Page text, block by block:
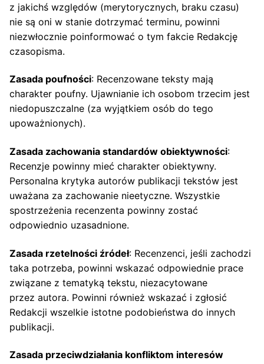
z jakichś względów (merytorycznych, braku czasu)
nie są oni w stanie dotrzymać terminu, powinni
niezwłocznie poinformować o tym fakcie Redakcję
czasopisma.
Zasada poufności: Recenzowane teksty mają
charakter poufny. Ujawnianie ich osobom trzecim jest
niedopuszczalne (za wyjątkiem osób do tego
upoważnionych).
Zasada zachowania standardów obiektywności:
Recenzje powinny mieć charakter obiektywny.
Personalna krytyka autorów publikacji tekstów jest
uważana za zachowanie nieetyczne. Wszystkie
spostrzeżenia recenzenta powinny zostać
odpowiednio uzasadnione.
Zasada rzetelności źródeł: Recenzenci, jeśli zachodzi
taka potrzeba, powinni wskazać odpowiednie prace
związane z tematyką tekstu, niezacytowane
przez autora. Powinni również wskazać i zgłosić
Redakcji wszelkie istotne podobieństwa do innych
publikacji.
Zasada przeciwdziałania konfliktom interesów